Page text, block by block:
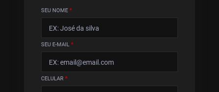
SEU NOME *
SEU E-MAIL *
CELULAR *